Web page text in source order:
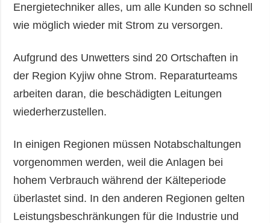
Energietechniker alles, um alle Kunden so schnell
wie möglich wieder mit Strom zu versorgen.
Aufgrund des Unwetters sind 20 Ortschaften in
der Region Kyjiw ohne Strom. Reparaturteams
arbeiten daran, die beschädigten Leitungen
wiederherzustellen.
In einigen Regionen müssen Notabschaltungen
vorgenommen werden, weil die Anlagen bei
hohem Verbrauch während der Kälteperiode
überlastet sind. In den anderen Regionen gelten
Leistungsbeschränkungen für die Industrie und